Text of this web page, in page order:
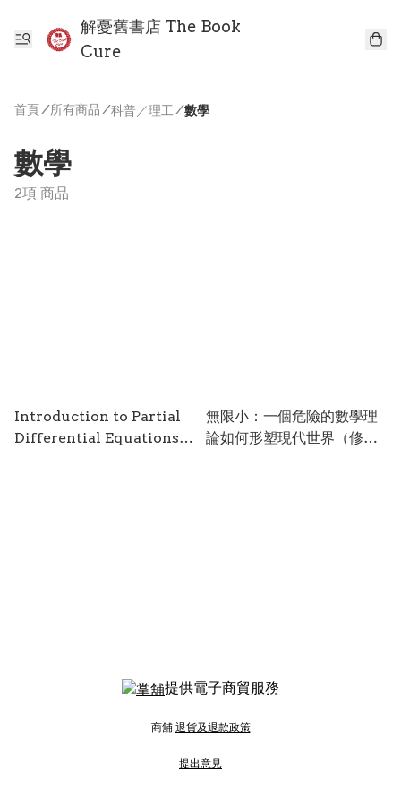
解憂舊書店 The Book
Cure
首頁/ 所有商品 /科普／理工 /數學
數學
2項 商品
Introduction to Partial
Differential Equations
無限小：一個危險的數學理
論如何形塑現代世界（修訂
提供電子商貿服務
商舖 退貨及退款政策
提出意見